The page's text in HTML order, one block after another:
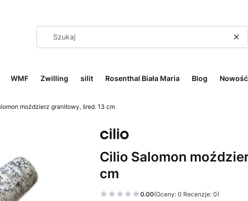
WMF Zwilling silit Rosenthal Biała Maria Blog Nowość
moździerz granitowy, śred. 13 cm
Cilio Salomon
cm
0.00(Oceny: 0 Recenzje: 0)